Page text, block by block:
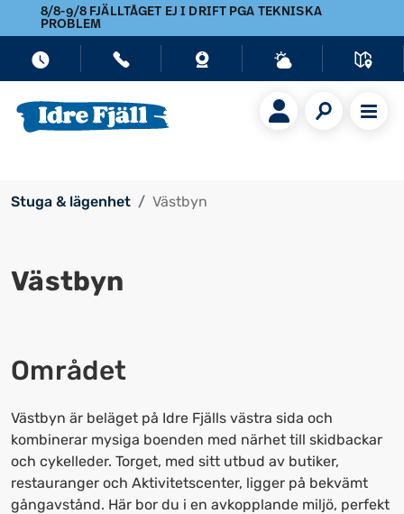
8/8-9/8 FJÄLLTÅGET EJ I DRIFT PGA TEKNISKA
PROBLEM
Stuga & lägenhet Västbyn
Området
Västbyn är beläget på Idre Fjälls västra sida och
kombinerar mysiga boenden med närhet till skidbackar
och cykelleder. Torget, med sitt utbud av butiker,
restauranger och Aktivitetscenter, ligger på bekvämt
gångavstånd. Här bor du i en avkopplande miljö, perfekt
Västbyn